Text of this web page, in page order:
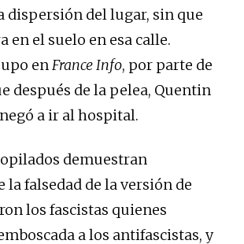
dispersión del lugar, sin que
en el suelo en esa calle.
enFrance Info, por parte de
después de la pelea, Quentin
a ir al hospital.
demuestran
falsedad de la versión de
los fascistas quienes
a los antifascistas, y